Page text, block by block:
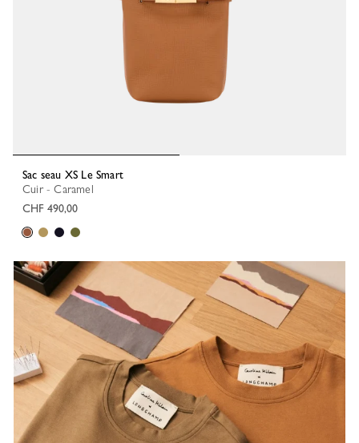
Sac seau XS Le Smart
Cuir - Caramel
CHF 490,00